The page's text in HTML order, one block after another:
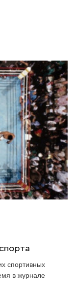
спортивных
в журнале